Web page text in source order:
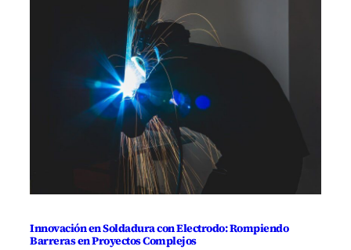
Innovación en Soldadura con Electrodo: Rompiendo
Barreras en Proyectos Complejos